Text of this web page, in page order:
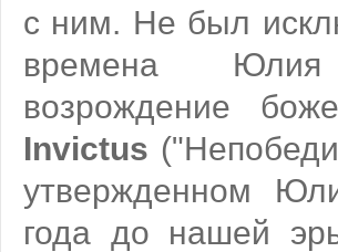
с ним. Не был
времена Юлия
возрождение
Invictus
утвержденном
года до нашей